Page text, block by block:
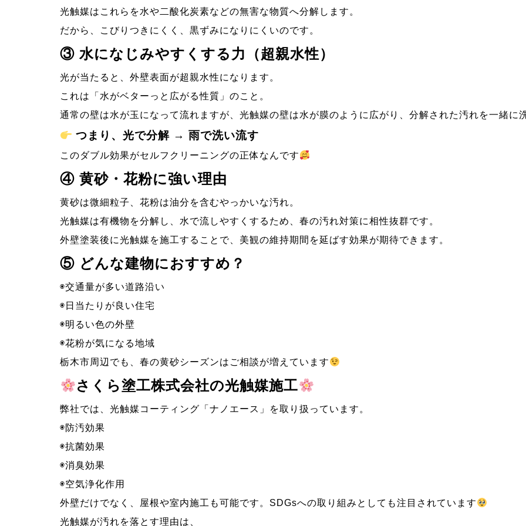
光触媒はこれらを水や二酸化炭素などの無害な物質へ分解します。
だから、こびりつきにくく、黒ずみになりにくいのです。
③ 水になじみやすくする力（超親水性）
光が当たると、外壁表面が超親水性になります。
これは「水がベターっと広がる性質」のこと。
通常の壁は水が玉になって流れますが、光触媒の壁は水が膜のように広がり、分解された汚れを一緒に
つまり、光で分解 → 雨で洗い流す
このダブル効果がセルフクリーニングの正体なんです
④ 黄砂・花粉に強い理由
黄砂は微細粒子、花粉は油分を含むやっかいな汚れ。
光触媒は有機物を分解し、水で流しやすくするため、春の汚れ対策に相性抜群です。
外壁塗装後に光触媒を施工することで、美観の維持期間を延ばす効果が期待できます。
⑤ どんな建物におすすめ？
◉交通量が多い道路沿い
◉日当たりが良い住宅
◉明るい色の外壁
◉花粉が気になる地域
栃木市周辺でも、春の黄砂シーズンはご相談が増えています
さくら塗工株式会社の光触媒施工
弊社では、光触媒コーティング「ナノエース」を取り扱っています。
◉防汚効果
◉抗菌効果
◉消臭効果
◉空気浄化作用
外壁だけでなく、屋根や室内施工も可能です。SDGsへの取り組みとしても注目されています
光触媒が汚れを落とす理由は、